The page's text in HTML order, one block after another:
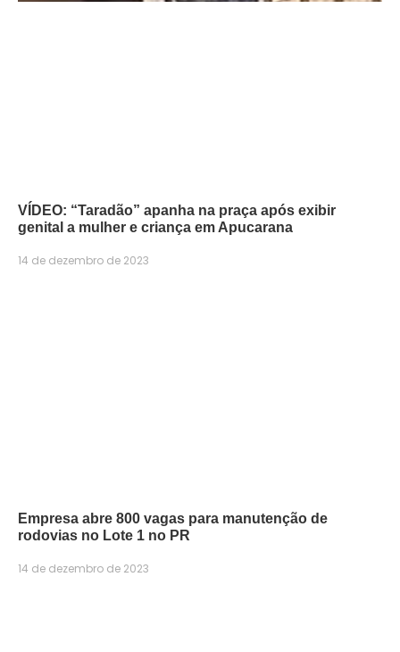
VÍDEO: “Taradão” apanha na praça após exibir
genital a mulher e criança em Apucarana
14 de dezembro de 2023
Empresa abre 800 vagas para manutenção de
rodovias no Lote 1 no PR
14 de dezembro de 2023